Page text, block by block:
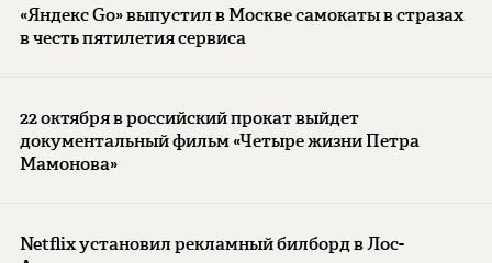
«Яндекс Go» выпустил в Москве самокаты в стразах
в честь пятилетия сервиса
22 октября в российский прокат выйдет
документальный фильм «Четыре жизни Петра
Мамонова»
Netflix установил рекламный билборд в Лос-